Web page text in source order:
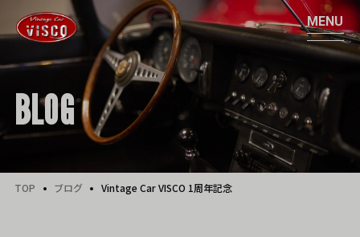
BLOG
TOP ブログ Vintage Car VISCO 1周年記念